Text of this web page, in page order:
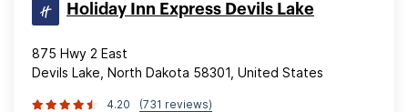
Holiday Inn Express Devils Lake
875 Hwy 2 East
Devils Lake, North Dakota 58301, United States
4.20 (731 reviews)